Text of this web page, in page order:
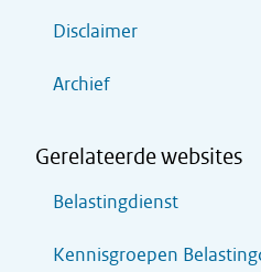
Disclaimer
Archief
Gerelateerde websites
Belastingdienst
Kennisgroepen